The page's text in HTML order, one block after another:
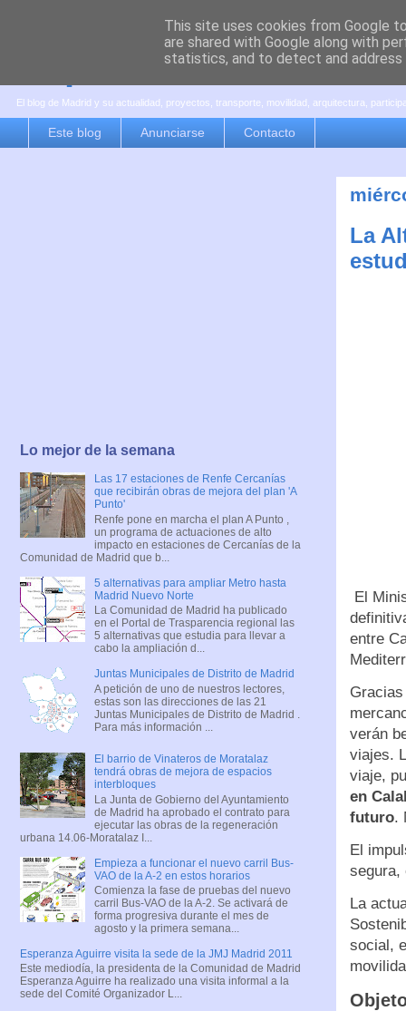
es por madrid
El blog de Madrid y su actualidad, proyectos, transporte, movilidad, arquitectura,
Este blog Anunciarse Contacto
La
El
entre
verán
viajes.
viaje,
en
futuro.
El
segura,
La
social,
Lo mejor de la semana
Las 17 estaciones de Renfe Cercanías
que recibirán obras de mejora del plan 'A
Punto'
Renfe pone en marcha el plan A Punto ,
un programa de actuaciones de alto
impacto en estaciones de Cercanías de la
Comunidad de Madrid que b...
5 alternativas para ampliar Metro hasta
Madrid Nuevo Norte
La Comunidad de Madrid ha publicado
en el Portal de Trasparencia regional las
5 alternativas que estudia para llevar a
cabo la ampliación d...
Juntas Municipales de Distrito de Madrid
A petición de uno de nuestros lectores,
estas son las direcciones de las 21
Juntas Municipales de Distrito de Madrid .
Para más información ...
El barrio de Vinateros de Moratalaz
tendrá obras de mejora de espacios
interbloques
La Junta de Gobierno del Ayuntamiento
de Madrid ha aprobado el contrato para
ejecutar las obras de la regeneración
urbana 14.06-Moratalaz I...
Empieza a funcionar el nuevo carril Bus-
VAO de la A-2 en estos horarios
Comienza la fase de pruebas del nuevo
carril Bus-VAO de la A-2. Se activará de
forma progresiva durante el mes de
agosto y la primera semana...
Esperanza Aguirre visita la sede de la JMJ Madrid 2011
Este mediodía, la presidenta de la Comunidad de Madrid
Esperanza Aguirre ha realizado una visita informal a la
sede del Comité Organizador L...
This site uses cookies from Google
are shared with Google along with
statistics, and to detect and address